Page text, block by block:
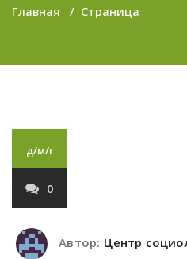
Главная / Страница
д/м/г
0
Автор: Центр